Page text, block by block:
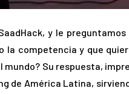
y le
la competencia y que
Su respuesta,
de América Latina,